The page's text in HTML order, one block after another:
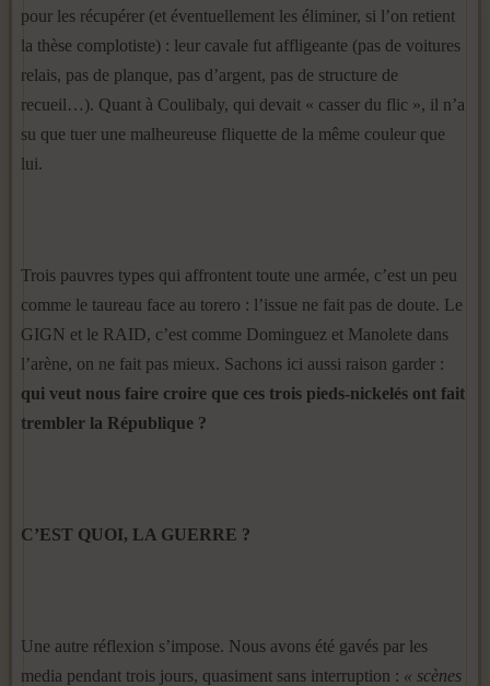
pour les récupérer (et éventuellement les éliminer, si l’on retient
la thèse complotiste) : leur cavale fut affligeante (pas de voitures
relais, pas de planque, pas d’argent, pas de structure de
recueil…). Quant à Coulibaly, qui devait « casser du flic », il n’a
su que tuer une malheureuse fliquette de la même couleur que
lui.
Trois pauvres types qui affrontent toute une armée, c’est un peu
comme le taureau face au torero : l’issue ne fait pas de doute. Le
GIGN et le RAID, c’est comme Dominguez et Manolete dans
l’arène, on ne fait pas mieux. Sachons ici aussi raison garder :
qui veut nous faire croire que ces trois pieds-nickelés ont fait
trembler la République ?
C’EST QUOI, LA GUERRE ?
Une autre réflexion s’impose. Nous avons été gavés par les
media pendant trois jours, quasiment sans interruption : « scènes